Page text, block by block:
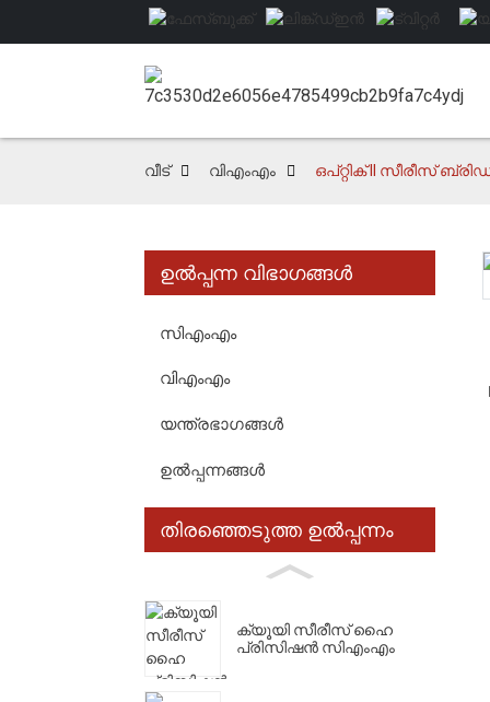
വീട് വിഎംഎം ഒപ്റ്റിക് II സീരീസ്
ഉൽപ്പന്ന വിഭാഗങ്ങൾ
സിഎംഎം
വിഎംഎം
യന്ത്രഭാഗങ്ങൾ
ഉൽപ്പന്നങ്ങൾ
തിരഞ്ഞെടുത്ത ഉൽപ്പന്നം
ക്യൂയി സീരീസ് ഹൈ
പ്രിസിഷൻ സിഎംഎം
Loading...
Loading...